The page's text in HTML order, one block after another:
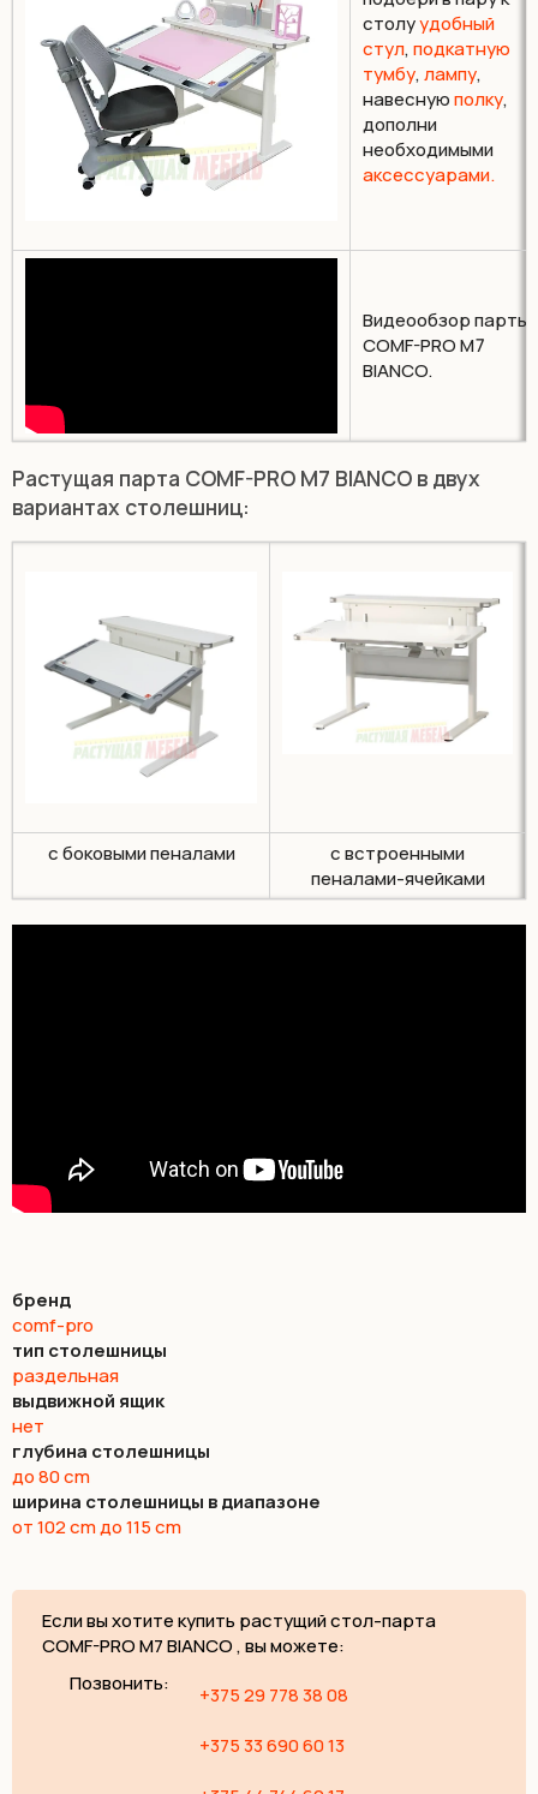
столуудобный
стул,подкатную
тумбу,лампу,
навеснуюполку,
дополни
необходимыми
аксессуарами.
Видеообзор парты
COMF-PRO M7
BIANCO.
Растущая парта COMF-PRO M7 BIANCO в двух
вариантах столешниц:
с боковыми пеналами
с встроенными
пеналами-ячейками
бренд
comf-pro
тип столешницы
раздельная
выдвижной ящик
нет
глубина столешницы
до 80 cm
ширина столешницы в диапазоне
от 102 cm до 115 cm
Если вы хотите купить растущий стол-парта
COMF-PRO M7 BIANCO , вы можете:
Позвонить:
+375 29 778 38 08
+375 33 690 60 13